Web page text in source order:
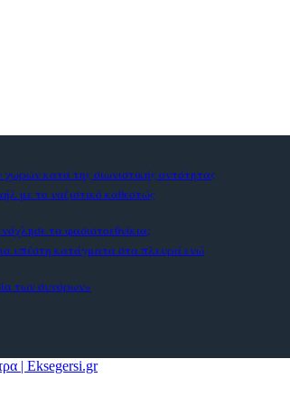
κατά της σιωνιστικής οντότητας
με το ναζιστικό καθεστώς
τα φασιστοεθνίκια;
υπέστη κατάγματα στα πλευρά ενώ
των συνόρων»